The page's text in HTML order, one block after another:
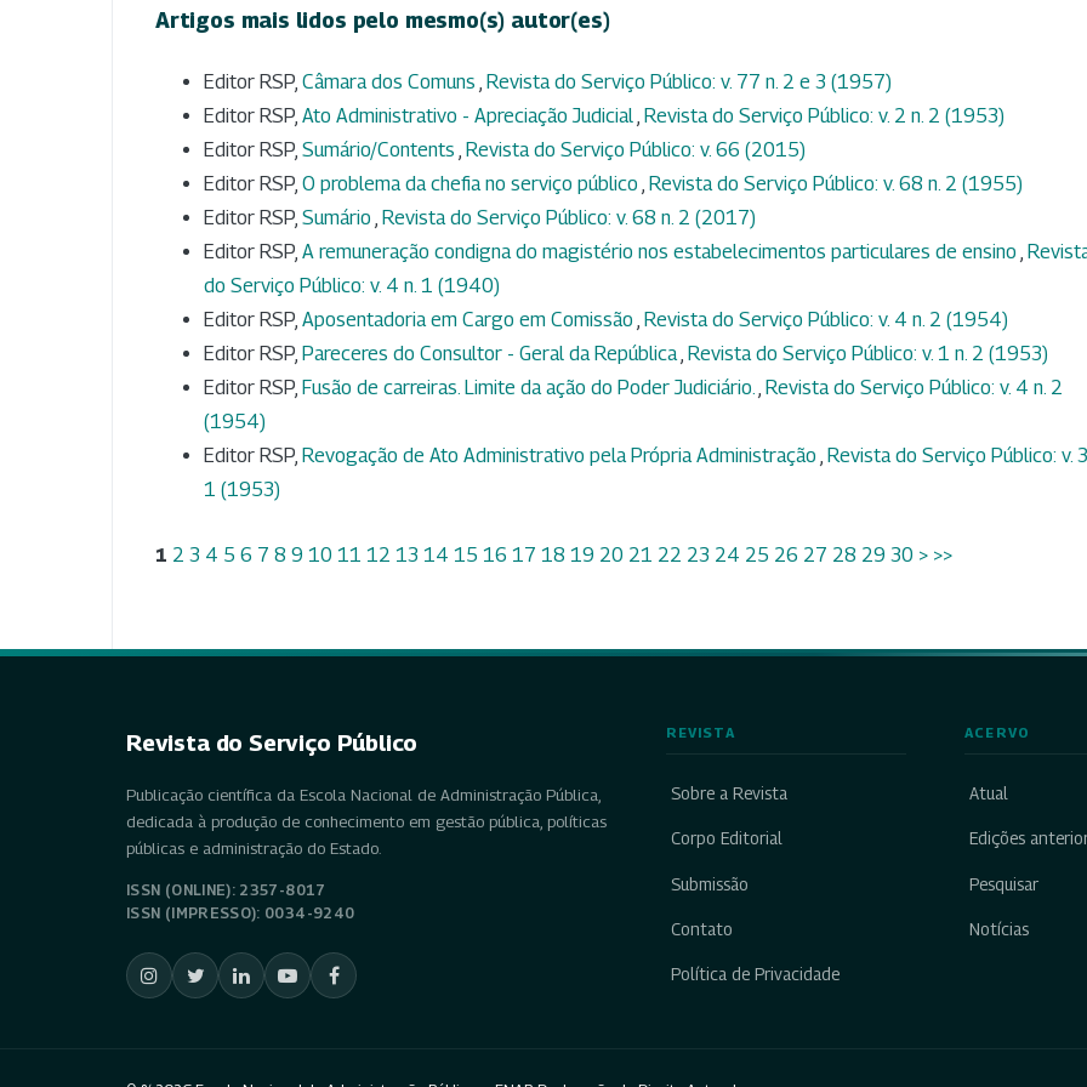
Artigos mais lidos pelo mesmo(s) autor(es)
Editor RSP, Câmara dos Comuns , Revista do Serviço Público: v. 77 n. 2 e 3 (1957)
Editor RSP, Ato Administrativo - Apreciação Judicial, Revista do Serviço Público: v. 2 n. 2 (1953)
Editor RSP, Sumário/Contents , Revista do Serviço Público: v. 66 (2015)
Editor RSP, O problema da chefia no serviço público , Revista do Serviço Público: v. 68 n. 2 (1955)
Editor RSP, Sumário , Revista do Serviço Público: v. 68 n. 2 (2017)
Editor RSP, A remuneração condigna do magistério nos estabelecimentos particulares de ensino ,
do Serviço Público: v. 4 n. 1 (1940)
Editor RSP, Aposentadoria em Cargo em Comissão , Revista do Serviço Público: v. 4 n. 2 (1954)
Editor RSP, Pareceres do Consultor - Geral da República, Revista do Serviço Público: v. 1 n. 2 (1953)
Editor RSP, Fusão de carreiras. Limite da ação do Poder Judiciário., Revista do Serviço Público: v. 4 n. 2
(1954)
Editor RSP, Revogação de Ato Administrativo pela Própria Administração , Revista do Serviço Público: v.
1 (1953)
1 2 3 4 5 6 7 8 9 10 11 12 13 14 15 16 17 18 19 20 21 22 23 24 25 26 27 28 29 30 > >>
Revista do Serviço Público
Publicação científica da Escola Nacional de Administração Pública,
dedicada à produção de conhecimento em gestão pública, políticas
públicas e administração do Estado.
ISSN (ONLINE): 2357-8017
ISSN (IMPRESSO): 0034-9240
REVISTA
Sobre a Revista
Corpo Editorial
Submissão
Contato
Política de Privacidade
ACERVO
Atual
Edições
Pesquisar
Notícias